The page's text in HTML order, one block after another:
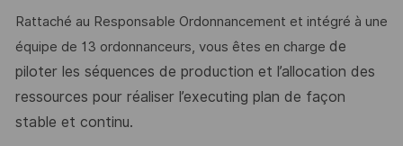
Rattaché au Responsable Ordonnancement et intégré à une
équipe de 13 ordonnanceurs, vous êtes en charge de
piloter les séquences de production et l’allocation des
ressources pour réaliser l’executing plan de façon
stable et continu.